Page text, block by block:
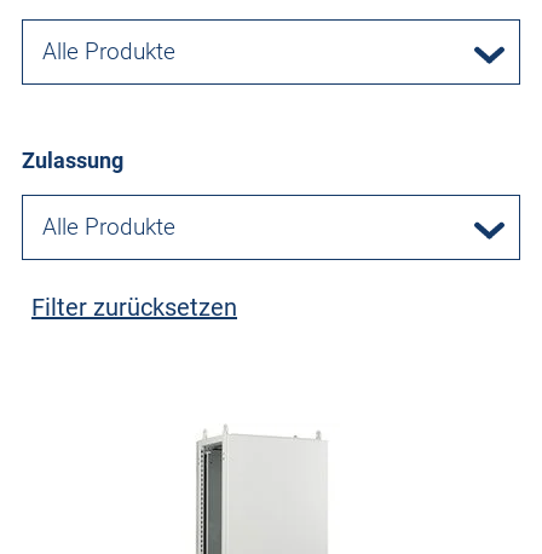
Alle Produkte
Zulassung
Alle Produkte
Filter zurücksetzen